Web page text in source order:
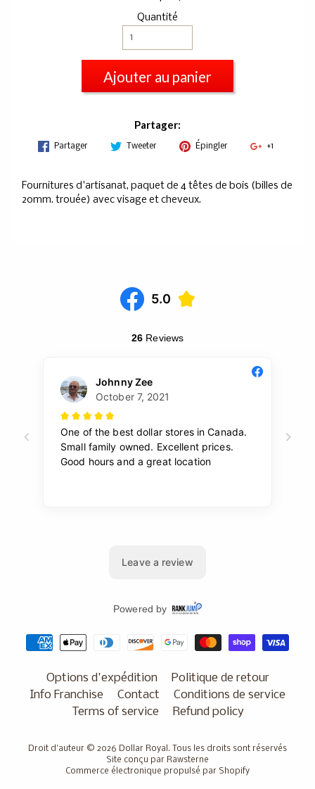
Quantité
Ajouter au panier
Partager:
Partager Tweeter Épingler +1
Fournitures d'artisanat, paquet de 4 têtes de bois (billes de
20mm. trouée) avec visage et cheveux.
Options d'expédition
Politique de retour
Info Franchise
Contact
Conditions de service
Terms of service
Refund policy
Droit d'auteur © 2026 Dollar Royal . Tous les droits sont réservés
Site conçu par Rawsterne
Commerce électronique propulsé par Shopify